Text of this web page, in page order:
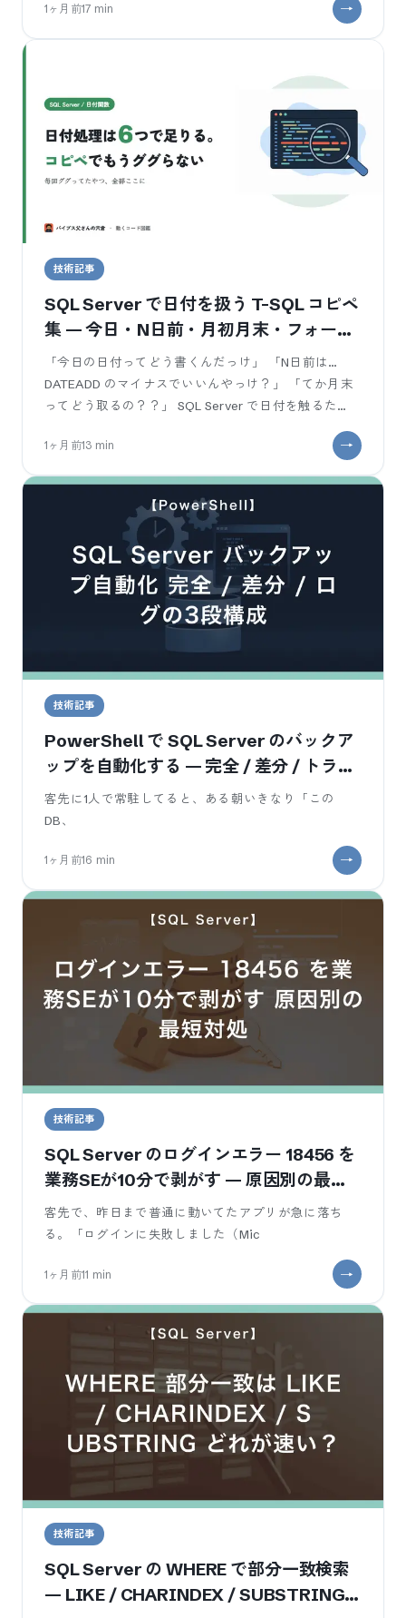
1ヶ月前17 min
技術記事
SQL Server で日付を扱う T-SQL コピペ
集 — 今日・N日前・月初月末・フォーマ
ット
「今日の日付ってどう書くんだっけ」 「N日前は…
DATEADD のマイナスでいいんやっけ？」 「てか月末
ってどう取るの？？」 SQL Server で日付を触るた
1ヶ月前13 min
技術記事
PowerShell で SQL Server のバックア
ップを自動化する — 完全 / 差分 / トラン
ザクションログの3段構成
客先に1人で常駐してると、ある朝いきなり「この
DB、
1ヶ月前16 min
技術記事
SQL Server のログインエラー 18456 を
業務SEが10分で剥がす — 原因別の最短
対処
客先で、昨日まで普通に動いてたアプリが急に落ち
る。「ログインに失敗しました（Mic
1ヶ月前11 min
技術記事
SQL Server の WHERE で部分一致検索
— LIKE / CHARINDEX / SUBSTRING